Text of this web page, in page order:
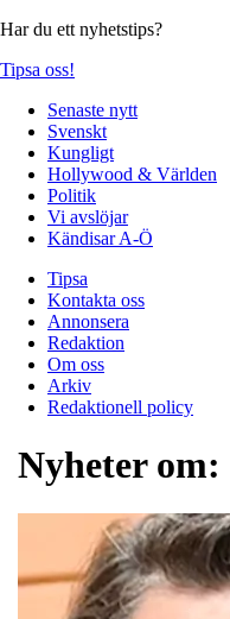
Har du ett nyhetstips?
Tipsa oss!
Senaste nytt
Svenskt
Kungligt
Hollywood & Världen
Politik
Vi avslöjar
Kändisar A-Ö
Tipsa
Kontakta oss
Annonsera
Redaktion
Om oss
Arkiv
Redaktionell policy
Nyheter om: